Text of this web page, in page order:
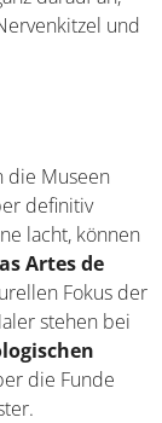
und
die Museen
definitiv
lacht, können
Artes de
Fokus der
stehen bei
die Funde